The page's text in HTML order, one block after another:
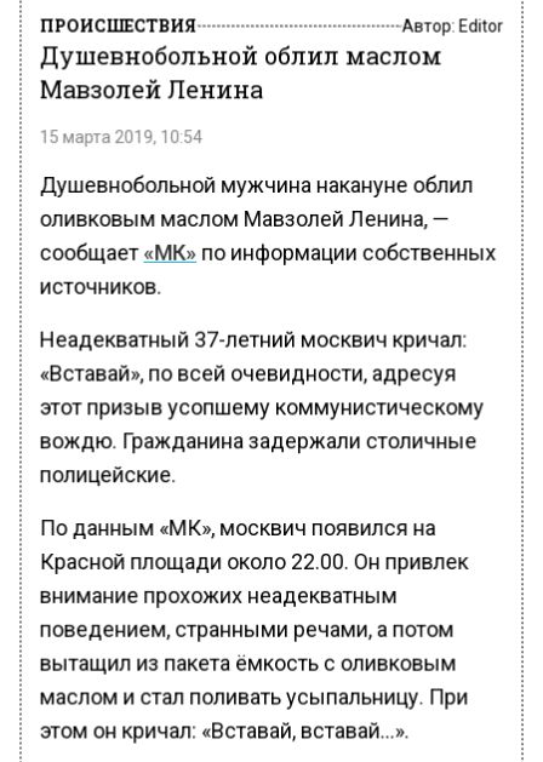
ПРОИСШЕСТВИЯ Автор:Editor
Душевнобольной облил маслом
Мавзолей Ленина
15 марта 2019, 10:54
Душевнобольной мужчина накануне облил
оливковым маслом Мавзолей Ленина, —
сообщает«МК» по информации собственных
источников.
Неадекватный 37-летний москвич кричал:
«Вставай», по всей очевидности, адресуя
этот призыв усопшему коммунистическому
вождю. Гражданина задержали столичные
полицейские.
По данным «МК», москвич появился на
Красной площади около 22.00. Он привлек
внимание прохожих неадекватным
поведением, странными речами, а потом
вытащил из пакета ёмкость с оливковым
маслом и стал поливать усыпальницу. При
этом он кричал: «Вставай, вставай…».